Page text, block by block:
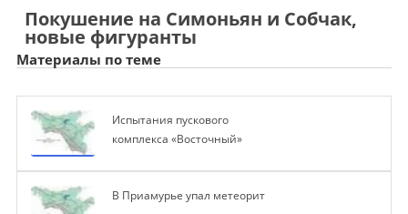
Покушение на Симоньян и Собчак,
новые фигуранты
Материалы по теме
Испытания пускового
комплекса «Восточный»
В Приамурье упал метеорит